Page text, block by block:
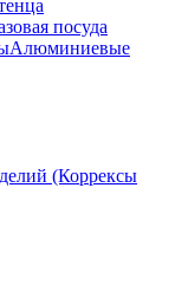
посуда
Алюминиевые
(Коррексы